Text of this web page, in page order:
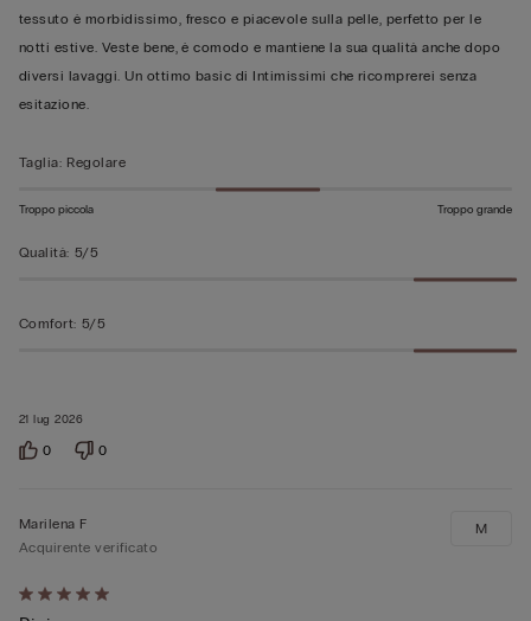
21 lug 2026
tessuto è morbidissimo, fresco e piacevole sulla pelle, perfetto per le
notti estive. Veste bene, è comodo e mantiene la sua qualità anche dopo
diversi lavaggi. Un ottimo basic di Intimissimi che ricomprerei senza
esitazione.
Taglia: Regolare
Troppo piccola Troppo grande
Qualità: 5/5
Comfort: 5/5
0 0
Valutato
Marilena F
Acquirente verificato
M